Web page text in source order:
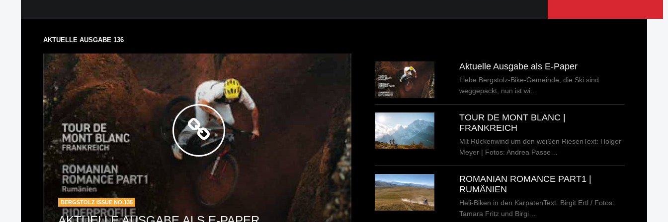
AKTUELLE AUSGABE 136
Aktuelle Ausgabe als E-Paper
Liebe Bergstolz-Bike-Gemeinde, die Ski sind
weggepackt, nun ist wi…
TOUR DE MONT BLANC |
FRANKREICH
Mit Rückenwind um den weißen RiesenText: Holger
Meyer | Fotos: Andrea Passe…
ROMANIAN ROMANCE PART1 |
RUMÄNIEN
Heli-Biken in den KarpatenText: Birgit Ertl / Fotos:
Tamara Fritz und Birgi…